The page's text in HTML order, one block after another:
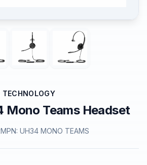
Mono Teams Headset
MPN: UH34 MONO TEAMS